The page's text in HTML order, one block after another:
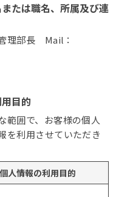
たは職名、所属及び連
理部長 Mail：
目的
範囲で、お客様の個⼈
を利用させていただき
個人情報の利用目的